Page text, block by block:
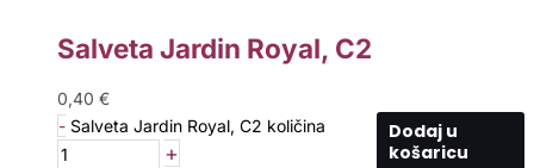
Salveta Jardin Royal, C2
0,40 €
- Salveta Jardin Royal, C2 količina
+
Dodaj u
košaricu